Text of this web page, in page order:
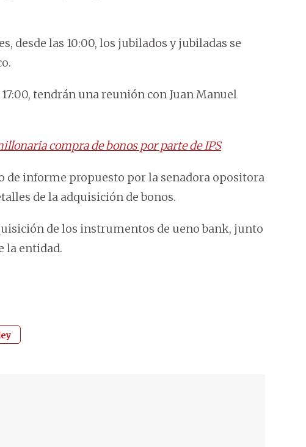
desde las 10:00, los jubilados y jubiladas se
tendrán una reunión con Juan Manuel
compra de bonos por parte de IPS
de informe propuesto por la senadora opositora
de la adquisición de bonos.
de los instrumentos de ueno bank, junto
la entidad.